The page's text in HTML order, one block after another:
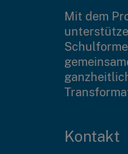
Mit dem
Kontakt